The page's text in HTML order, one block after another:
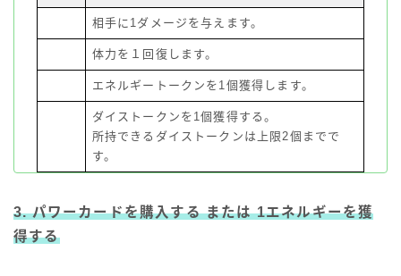
相手に1ダメージを与えます。
体力を１回復します。
エネルギートークンを1個獲得します。
ダイストークンを1個獲得する。
所持できるダイストークンは上限2個までで
す。
3. パワーカードを購入する または 1エネルギーを獲
得する